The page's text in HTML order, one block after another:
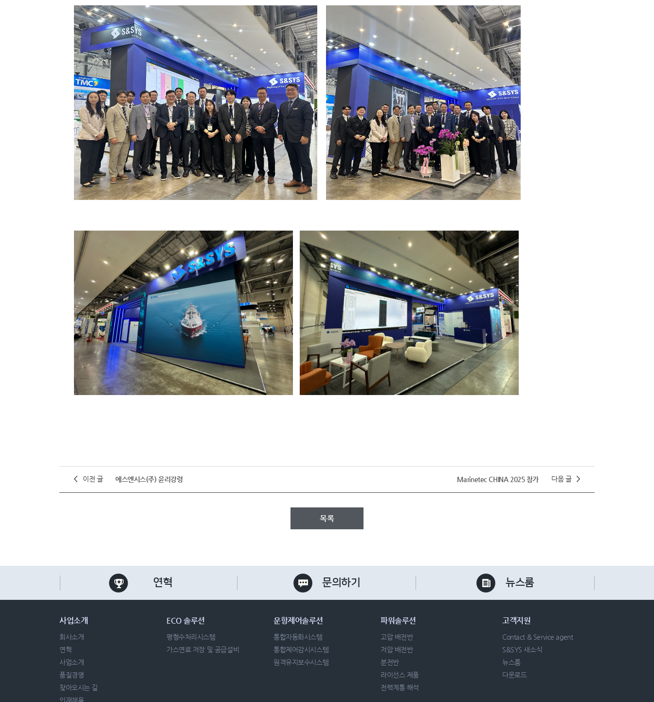
이전 글 에스엔시스(주) 윤리강령 다음 글
Marinetec CHINA 2025 참가
목록
연혁 문의하기 뉴스룸
사업소개
회사소개
연혁
사업소개
품질경영
찾아오시는 길
인재채용
ECO 솔루션
평형수처리시스템
가스연료 저장 및 공급설비
운항제어솔루션
통합자동화시스템
통합제어감시시스템
원격유지보수시스템
파워솔루션
고압 배전반
저압 배전반
분전반
라이선스 제품
전력계통 해석
고객지원
Contact & Service agent
S&SYS 새소식
뉴스룸
다운로드